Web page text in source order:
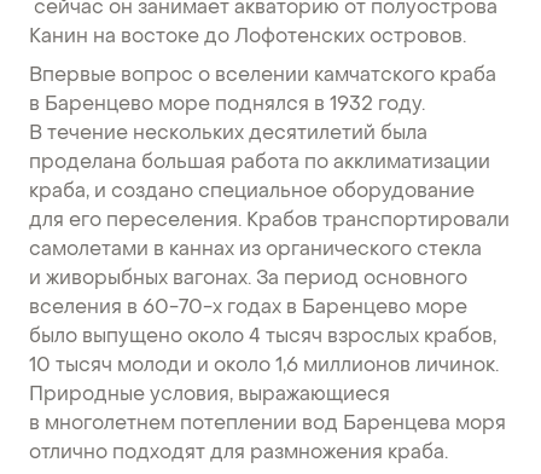
сейчас он занимает акваторию от полуострова
Канин на востоке до Лофотенских островов.
Впервые вопрос о вселении камчатского краба
в Баренцево море поднялся в 1932 году.
В течение нескольких десятилетий была
проделана большая работа по акклиматизации
краба, и создано специальное оборудование
для его переселения. Крабов транспортировали
самолетами в каннах из органического стекла
и живорыбных вагонах. За период основного
вселения в 60-70-х годах в Баренцево море
было выпущено около 4 тысяч взрослых крабов,
10 тысяч молоди и около 1,6 миллионов личинок.
Природные условия, выражающиеся
в многолетнем потеплении вод Баренцева моря
отлично подходят для размножения краба.